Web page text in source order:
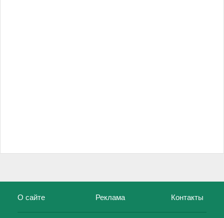
О сайте Реклама Контакты